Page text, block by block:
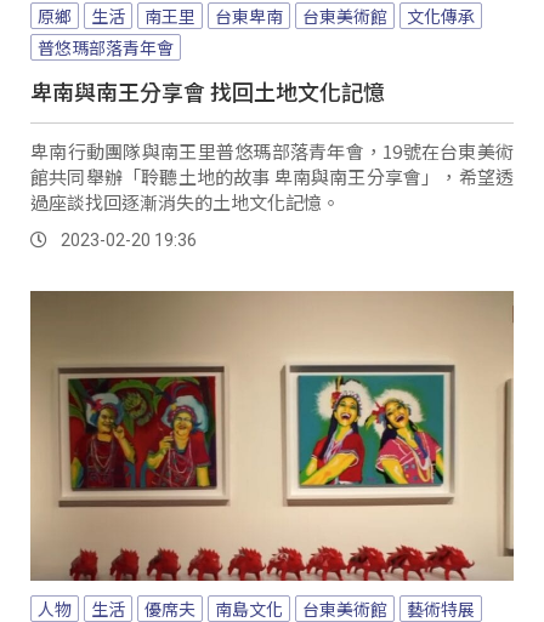
原鄉 生活 南王里 台東卑南 台東美術館
文化傳承
普悠瑪部落青年會
卑南與南王分享會 找回土地文化記憶
卑南行動團隊與南王里普悠瑪部落青年會，19號在台東美術
館共同舉辦「聆聽土地的故事 卑南與南王分享會」，希望透
過座談找回逐漸消失的土地文化記憶。
2023-02-20 19:36
人物 生活 優席夫 南島文化 台東美術館 藝術特展